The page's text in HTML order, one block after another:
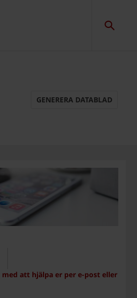
GENERERA DATABLAD
att hjälpa er per e-post eller